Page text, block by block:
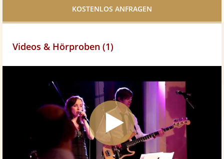
Videos & Hörproben (1)